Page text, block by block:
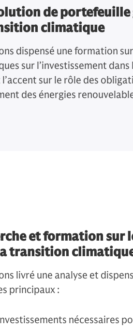
de
climatique
dispensé une formation
sur l’investissement
sur le rôle des
des énergies
et formation sur
transition
livré une analyse et
principaux :
nécessaires